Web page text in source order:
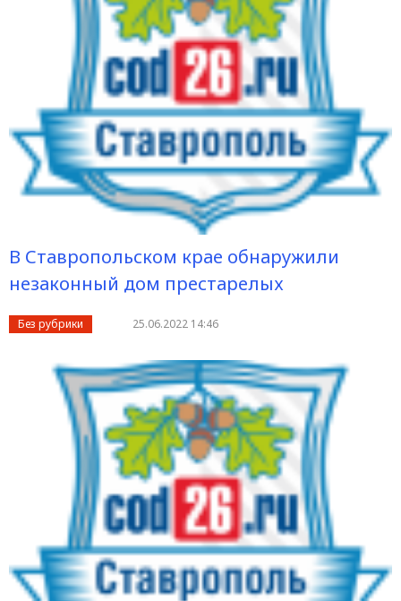
В Ставропольском крае обнаружили
незаконный дом престарелых
Без рубрики 25.06.2022 14:46